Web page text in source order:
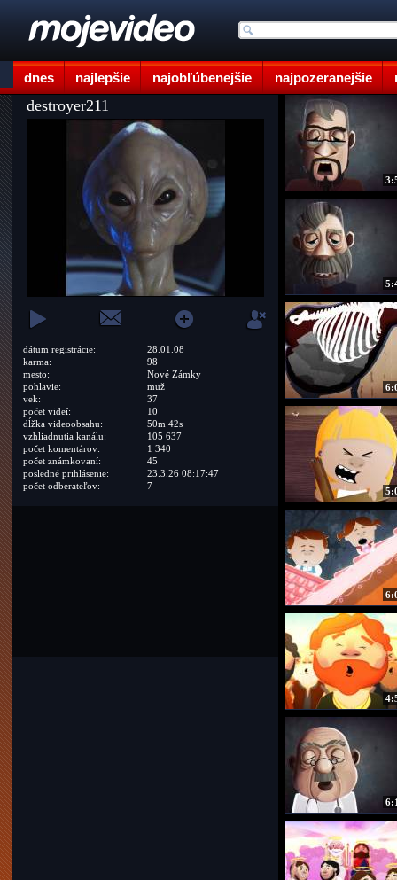
dnes najlepšie najobľúbenejšie najpozeranejšie
destroyer211
dátum registrácie:
28.01.08
karma:
98
mesto:
Nové Zámky
pohlavie:
muž
vek:
37
počet videí:
10
dĺžka videoobsahu:
50m 42s
vzhliadnutia kanálu:
105 637
počet komentárov:
1 340
počet známkovaní:
45
posledné prihlásenie:
23.3.26 08:17:47
počet odberateľov:
7